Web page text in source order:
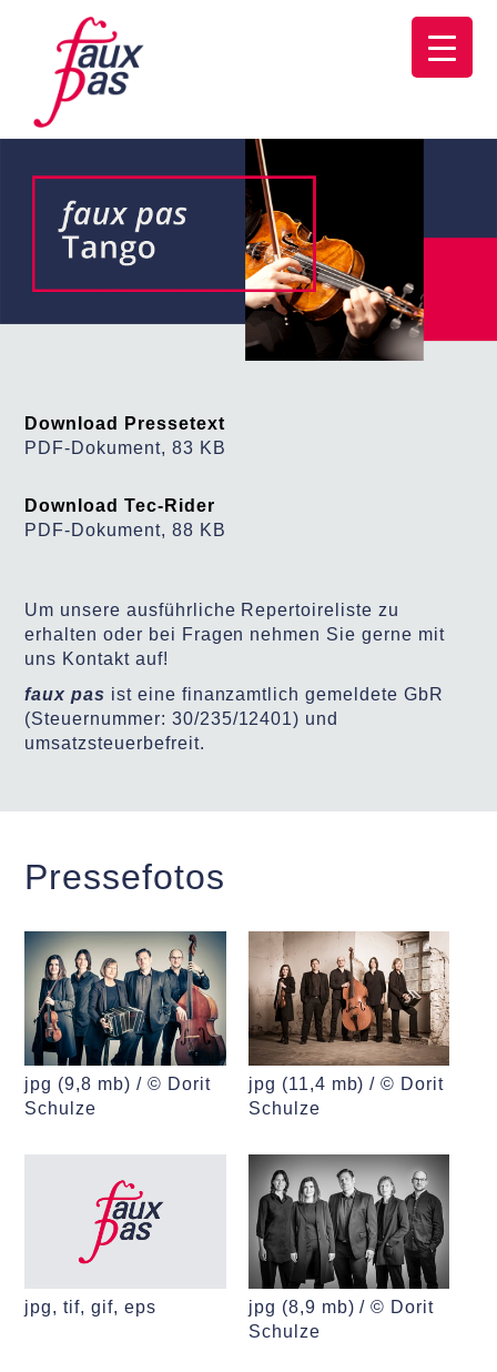
Download Pressetext
PDF-Dokument, 83 KB
Download Tec-Rider
PDF-Dokument, 88 KB
Um unsere ausführliche Repertoireliste zu
erhalten oder bei Fragen nehmen Sie gerne mit
uns Kontakt auf!
faux pas ist eine finanzamtlich gemeldete GbR
(Steuernummer: 30/235/12401) und
umsatzsteuerbefreit.
Pressefotos
jpg (9,8 mb) / © Dorit
Schulze
jpg (11,4 mb) / © Dorit
Schulze
jpg, tif, gif, eps
jpg (8,9 mb) / © Dorit
Schulze